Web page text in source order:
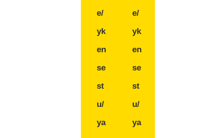
e/
yk
en
se
st
u/
ya
e/
yk
en
se
st
u/
ya